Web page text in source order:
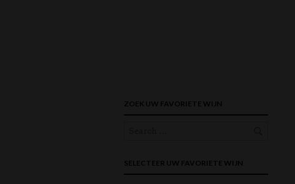
ZOEK UW FAVORIETE WIJN
SELECTEER UW FAVORIETE WIJN